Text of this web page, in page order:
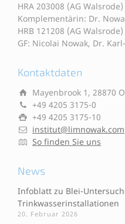
HRA 203008 (AG Walsrode)
Komplementärin: Dr.
HRB 121208 (AG Walsrode)
GF: Nicolai Nowak, Dr.
Kontaktdaten
Mayenbrook 1, 28870
+49 4205 3175-0
+49 4205 3175-10
institut@limnowak.com
So finden Sie uns
News
Infoblatt zu Blei-
Trinkwasserinstallationen
20. Februar 2026